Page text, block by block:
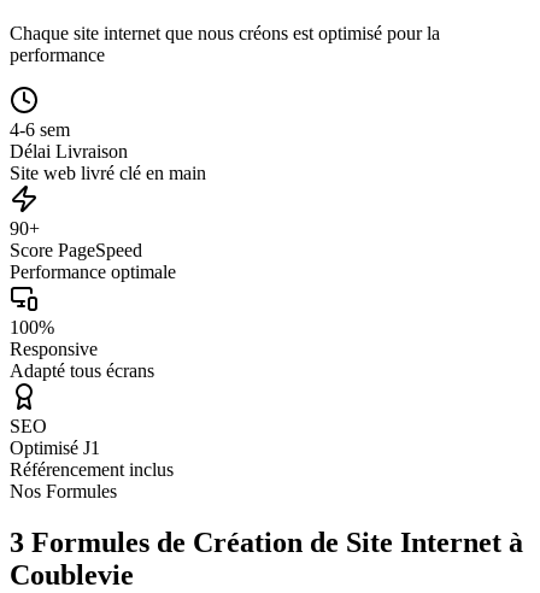
Chaque site internet que nous créons est optimisé pour la
performance
4-6 sem
Délai Livraison
Site web livré clé en main
90+
Score PageSpeed
Performance optimale
100%
Responsive
Adapté tous écrans
SEO
Optimisé J1
Référencement inclus
Nos Formules
3 Formules de Création de Site Internet à
Coublevie